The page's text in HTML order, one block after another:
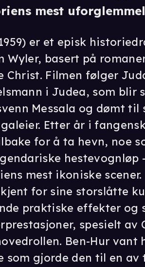
mest
er et episk
Wyler, basert på
Christ. Filmen følger
i Judea, som blir
Messala og dømt til
Etter år i
for å ta hevn, noe
hestevognløp
mest ikoniske scener.
for sine storslåtte
praktiske effekter og
spesielt av
Ben-Hur vant
som gjorde den til en av